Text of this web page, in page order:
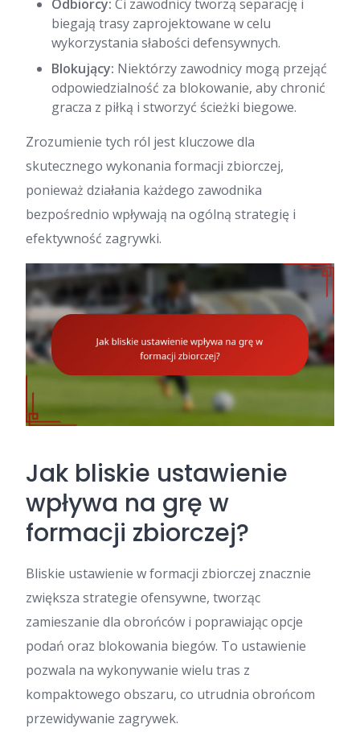
Odbiorcy: Ci zawodnicy tworzą separację i
biegają trasy zaprojektowane w celu
wykorzystania słabości defensywnych.
Blokujący: Niektórzy zawodnicy mogą przejąć
odpowiedzialność za blokowanie, aby chronić
gracza z piłką i stworzyć ścieżki biegowe.
Zrozumienie tych ról jest kluczowe dla
skutecznego wykonania formacji zbiorczej,
ponieważ działania każdego zawodnika
bezpośrednio wpływają na ogólną strategię i
efektywność zagrywki.
Jak bliskie ustawienie
wpływa na grę w
formacji zbiorczej?
Bliskie ustawienie w formacji zbiorczej znacznie
zwiększa strategie ofensywne, tworząc
zamieszanie dla obrońców i poprawiając opcje
podań oraz blokowania biegów. To ustawienie
pozwala na wykonywanie wielu tras z
kompaktowego obszaru, co utrudnia obrońcom
przewidywanie zagrywek.